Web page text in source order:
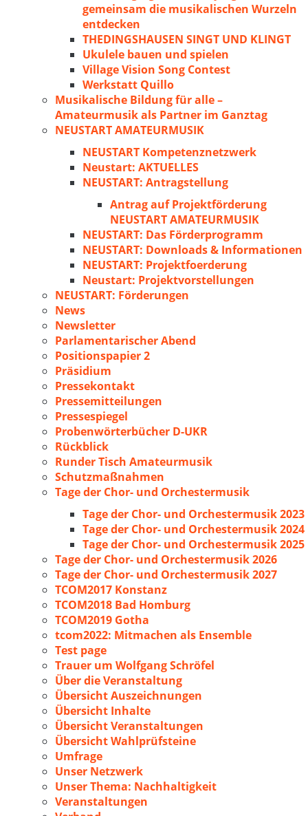
gemeinsam die musikalischen Wurzeln
entdecken
THEDINGSHAUSEN SINGT UND KLINGT
Ukulele bauen und spielen
Village Vision Song Contest
Werkstatt Quillo
Musikalische Bildung für alle –
Amateurmusik als Partner im Ganztag
NEUSTART AMATEURMUSIK
NEUSTART Kompetenznetzwerk
Neustart: AKTUELLES
NEUSTART: Antragstellung
Antrag auf Projektförderung
NEUSTART AMATEURMUSIK
NEUSTART: Das Förderprogramm
NEUSTART: Downloads & Informationen
NEUSTART: Projektfoerderung
Neustart: Projektvorstellungen
NEUSTART: Förderungen
News
Newsletter
Parlamentarischer Abend
Positionspapier 2
Präsidium
Pressekontakt
Pressemitteilungen
Pressespiegel
Probenwörterbücher D-UKR
Rückblick
Runder Tisch Amateurmusik
Schutzmaßnahmen
Tage der Chor- und Orchestermusik
Tage der Chor- und Orchestermusik 2023
Tage der Chor- und Orchestermusik 2024
Tage der Chor- und Orchestermusik 2025
Tage der Chor- und Orchestermusik 2026
Tage der Chor- und Orchestermusik 2027
TCOM2017 Konstanz
TCOM2018 Bad Homburg
TCOM2019 Gotha
tcom2022: Mitmachen als Ensemble
Test page
Trauer um Wolfgang Schröfel
Über die Veranstaltung
Übersicht Auszeichnungen
Übersicht Inhalte
Übersicht Veranstaltungen
Übersicht Wahlprüfsteine
Umfrage
Unser Netzwerk
Unser Thema: Nachhaltigkeit
Veranstaltungen